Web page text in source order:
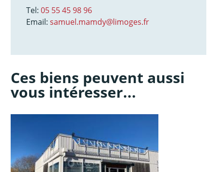
Tel:05 55 45 98 96
Email:samuel.mamdy@limoges.fr
Ces biens peuvent aussi
vous intéresser...